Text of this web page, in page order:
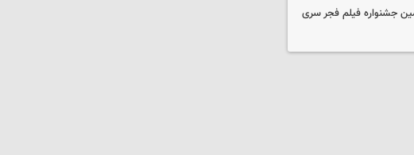
جشنواره فیلم فجر سری